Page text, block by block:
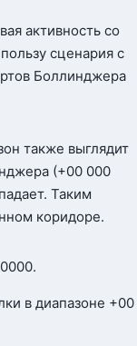
активность со
сценария с
Боллинджера
также выглядит
(+00 000
Таким
коридоре.
в диапазоне +00